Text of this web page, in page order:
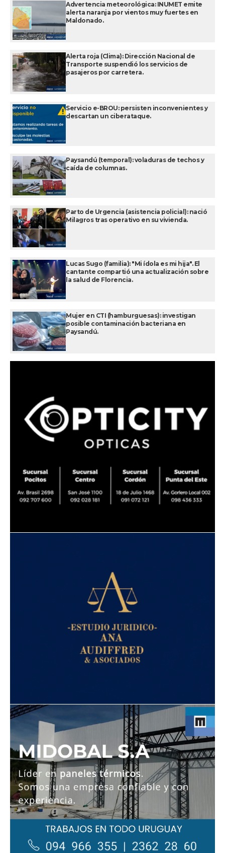
Advertencia meteorológica: INUMET emite
alerta naranja por vientos muy fuertes en
Maldonado.
Alerta roja (Clima): Dirección Nacional de
Transporte suspendió los servicios de
pasajeros por carretera.
Servicio e-BROU: persisten inconvenientes y
descartan un ciberataque.
Paysandú (temporal): voladuras de techos y
caída de columnas.
Parto de Urgencia (asistencia policial): nació
Milagros tras operativo en su vivienda.
Lucas Sugo (familia): "Mi ídola es mi hija". El
cantante compartió una actualización sobre
la salud de Florencia.
Mujer en CTI (hamburguesas): investigan
posible contaminación bacteriana en
Paysandú.